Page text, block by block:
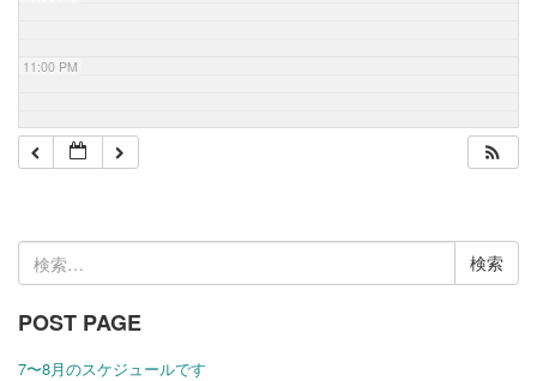
11:00 PM
検
索:
POST PAGE
7〜8月のスケジュールです